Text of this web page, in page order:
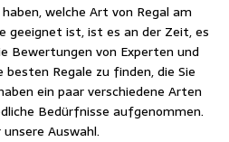
welche Art von Regal am
geeignet ist, ist es an der Zeit, es
Bewertungen von Experten und
Regale zu finden, die Sie
ein paar verschiedene Arten
Bedürfnisse aufgenommen.
Auswahl.